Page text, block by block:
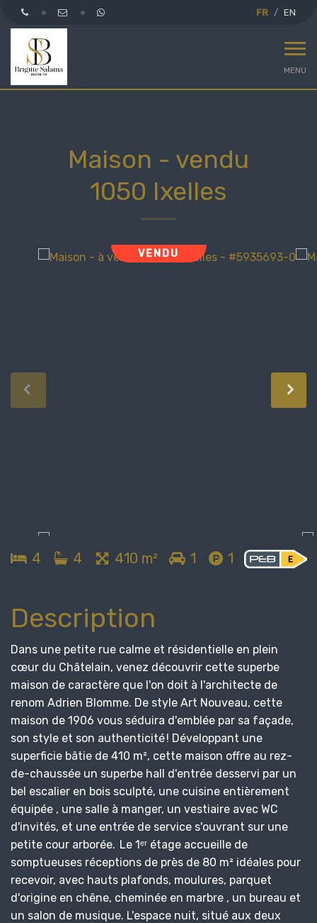
FR EN
MENU
Maison - vendu
1050 Ixelles
VENDU
4 4 410 m² 1 1
Description
Dans une petite rue calme et résidentielle en plein
cœur du Châtelain, venez découvrir cette superbe
maison de caractère que l'on doit à l'architecte de
renom Adrien Blomme. De style Art Nouveau, cette
maison de 1906 vous séduira d'emblée par sa façade,
son style et son authenticité ! Développant une
superficie bâtie de 410 m², cette maison offre au rez-
de-chaussée un superbe hall d'entrée desservi par un
bel escalier en bois sculpté, une cuisine entièrement
équipée , une salle à manger, un vestiaire avec WC
d'invités, et une entrée de service s'ouvrant sur une
petite cour arborée. Le 1ᵉʳ étage accueille de
somptueuses réceptions de près de 80 m² idéales pour
recevoir, avec hauts plafonds, moulures, parquet
d'origine en chêne, cheminée en marbre , un bureau et
un salon de musique. L'espace nuit, situé aux deux